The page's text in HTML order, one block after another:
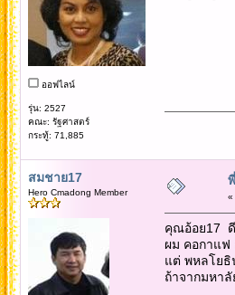
ออฟไลน์
รุ่น: 2527
คณะ: รัฐศาสตร์
กระทู้: 71,885
สมชาย17
Hero Cmadong Member «
คุณอ้อย17 ดี
ผม คอกาแฟ
แต่ พหลโยธิ
ถ้าจากมหา